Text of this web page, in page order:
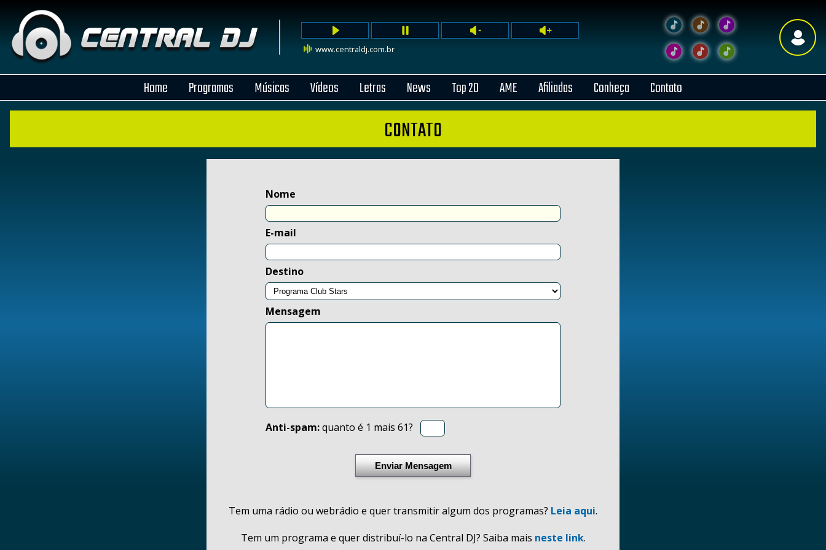
www.centraldj.com.br
Home Programas Músicas Vídeos Letras News Top 20 AME Afiliadas Conheça Contato
CONTATO
Nome
E-mail
Destino
Mensagem
Anti-spam:quanto é 1 mais 61?
Enviar Mensagem
Tem uma rádio ou webrádio e quer transmitir algum dos programas? Leia aqui.
Tem um programa e quer distribuí-lo na Central DJ? Saiba mais neste link.